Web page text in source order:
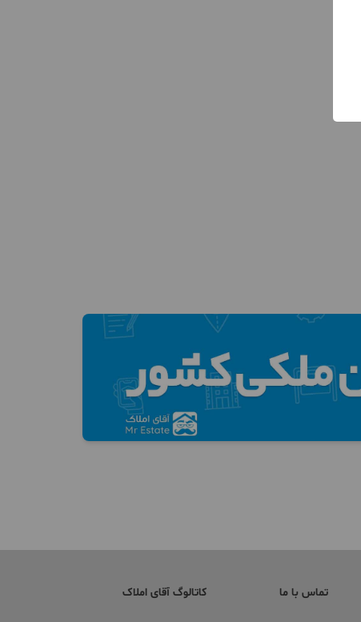
تماس با ما کاتالوگ آقای املاک